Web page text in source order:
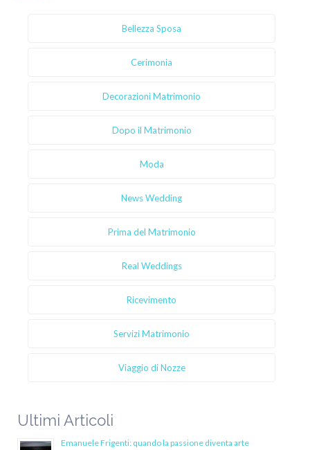
Bellezza Sposa
Cerimonia
Decorazioni Matrimonio
Dopo il Matrimonio
Moda
News Wedding
Prima del Matrimonio
Real Weddings
Ricevimento
Servizi Matrimonio
Viaggio di Nozze
Ultimi Articoli
Emanuele Frigenti: quando la passione diventa arte